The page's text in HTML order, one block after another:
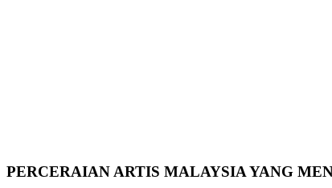
PERCERAIAN ARTIS MALAYSIA YANG